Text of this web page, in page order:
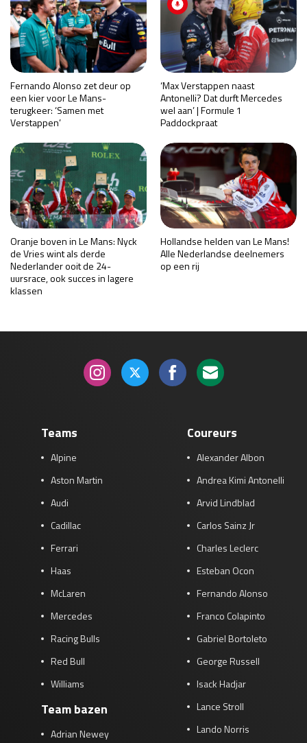
Fernando Alonso zet deur op
een kier voor Le Mans-
terugkeer: ‘Samen met
Verstappen’
‘Max Verstappen naast
Antonelli? Dat durft Mercedes
wel aan’ | Formule 1
Paddockpraat
Oranje boven in Le Mans: Nyck
de Vries wint als derde
Nederlander ooit de 24-
uursrace, ook succes in lagere
klassen
Hollandse helden van Le Mans!
Alle Nederlandse deelnemers
op een rij
Teams
Alpine
Aston Martin
Audi
Cadillac
Ferrari
Haas
McLaren
Mercedes
Racing Bulls
Red Bull
Williams
Team bazen
Adrian Newey
Coureurs
Alexander Albon
Andrea Kimi Antonelli
Arvid Lindblad
Carlos Sainz Jr
Charles Leclerc
Esteban Ocon
Fernando Alonso
Franco Colapinto
Gabriel Bortoleto
George Russell
Isack Hadjar
Lance Stroll
Lando Norris